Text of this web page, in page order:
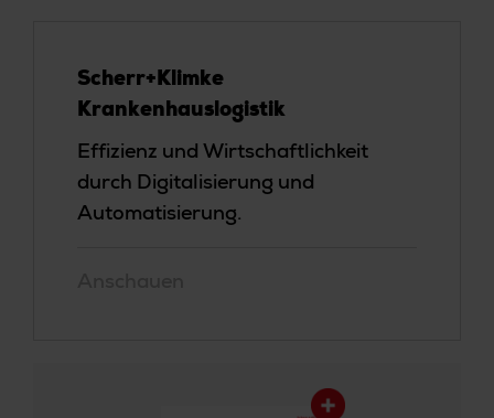
Scherr+Klimke
Krankenhauslogistik
Effizienz und Wirtschaftlichkeit
durch Digitalisierung und
Automatisierung.